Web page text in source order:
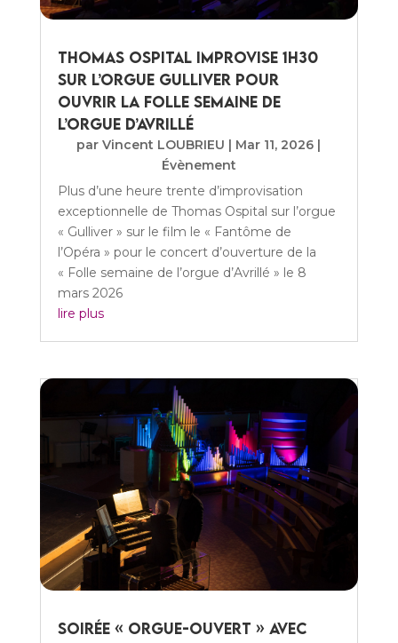
Thomas Ospital improvise 1h30
sur l’orgue Gulliver pour
ouvrir la Folle semaine de
l’orgue d’Avrillé
parVincent LOUBRIEU | Mar 11, 2026 |
Évènement
Plus d’une heure trente d’improvisation
exceptionnelle de Thomas Ospital sur l’orgue
« Gulliver » sur le film le « Fantôme de
l’Opéra » pour le concert d’ouverture de la
« Folle semaine de l’orgue d’Avrillé » le 8
mars 2026
lire plus
Soirée « Orgue-Ouvert » avec